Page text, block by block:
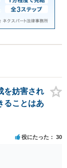
を妨害され
ることはあ
役にたった 30